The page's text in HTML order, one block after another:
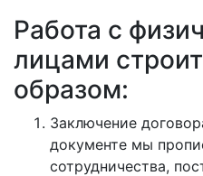
Работа с
лицами
образом:
Заключение
документе мы
сотрудничества,